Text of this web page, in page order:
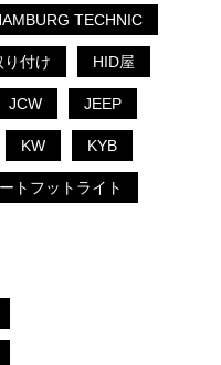
TECHNIC
り付け HID屋
JCW JEEP
KW KYB
トフットライト